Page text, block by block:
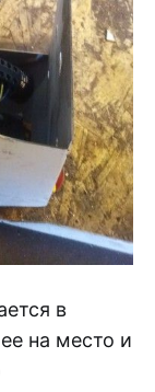
в
на место и